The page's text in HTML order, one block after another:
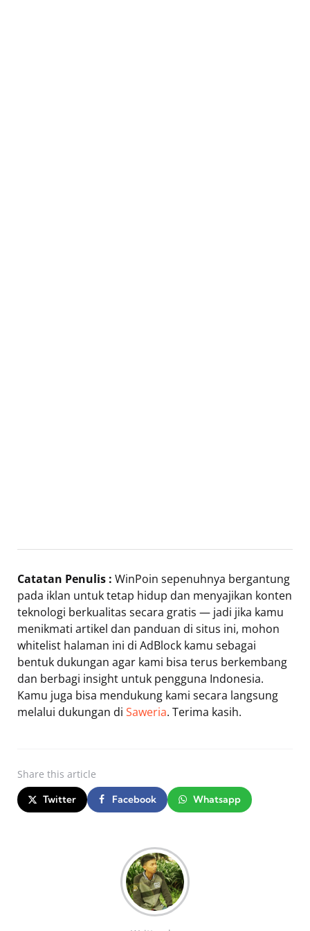
Catatan Penulis : WinPoin sepenuhnya bergantung
pada iklan untuk tetap hidup dan menyajikan konten
teknologi berkualitas secara gratis — jadi jika kamu
menikmati artikel dan panduan di situs ini, mohon
whitelist halaman ini di AdBlock kamu sebagai
bentuk dukungan agar kami bisa terus berkembang
dan berbagi insight untuk pengguna Indonesia.
Kamu juga bisa mendukung kami secara langsung
melalui dukungan di Saweria. Terima kasih.
Share this article
Twitter Facebook Whatsapp